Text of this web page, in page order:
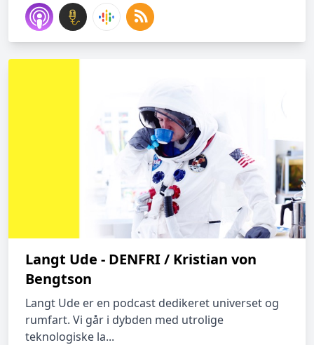
Langt Ude - DENFRI / Kristian von
Bengtson
Langt Ude er en podcast dedikeret universet og
rumfart. Vi går i dybden med utrolige
teknologiske la...